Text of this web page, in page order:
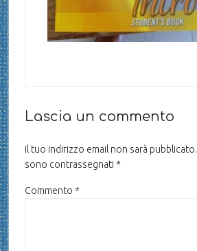
Lascia un commento
Il tuo indirizzo email non sarà pubblicato.
sono contrassegnati *
Commento *